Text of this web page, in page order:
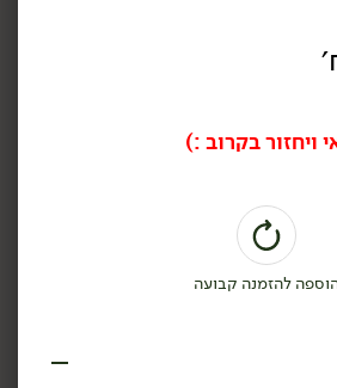
טבעוני
ויחזור בקרוב :)
להזמנה קבועה